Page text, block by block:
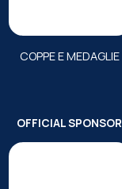
COPPE E MEDAGLIE
OFFICIAL SPONSOR